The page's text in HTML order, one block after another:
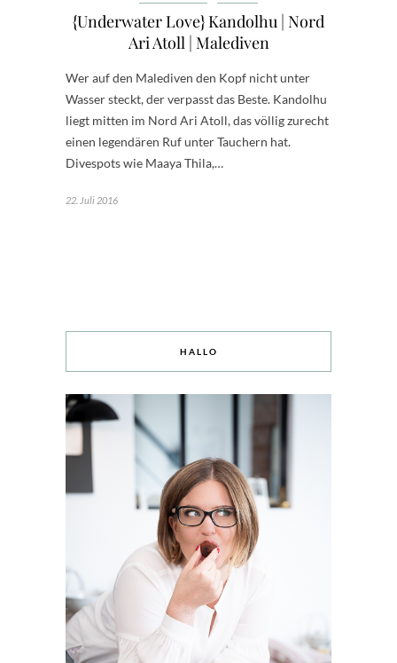
{Underwater Love} Kandolhu | Nord
Ari Atoll | Malediven
Wer auf den Malediven den Kopf nicht unter
Wasser steckt, der verpasst das Beste. Kandolhu
liegt mitten im Nord Ari Atoll, das völlig zurecht
einen legendären Ruf unter Tauchern hat.
Divespots wie Maaya Thila,…
22. Juli 2016
HALLO